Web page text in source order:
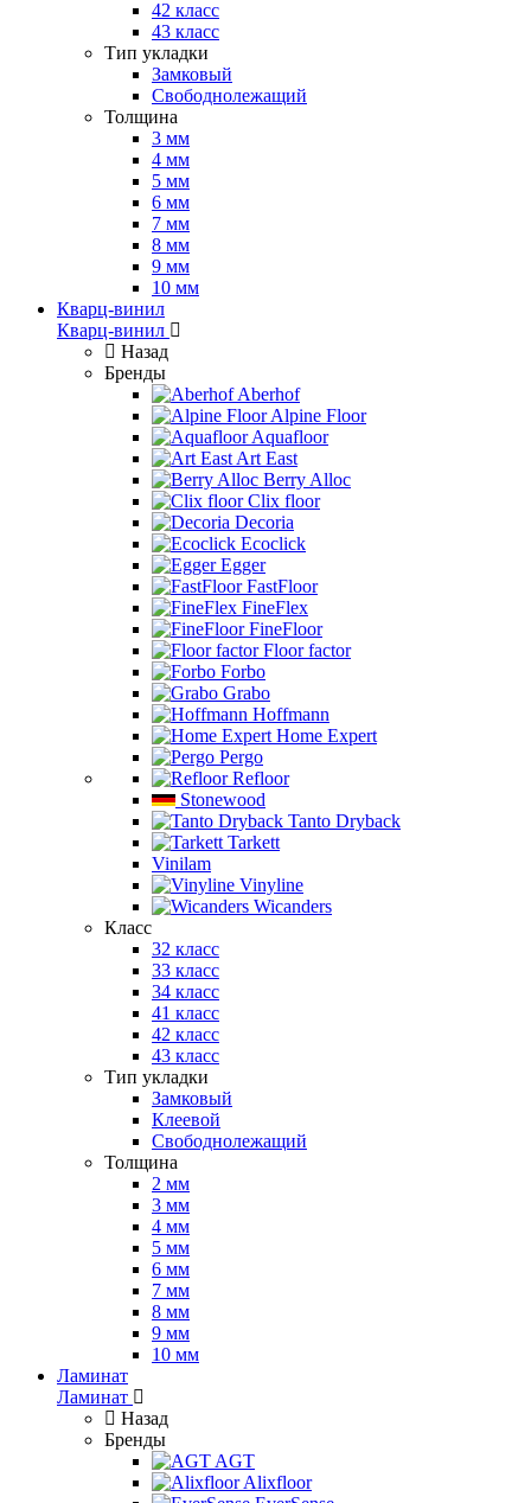
42 класс
43 класс
Тип укладки
Замковый
Свободнолежащий
Толщина
3 мм
4 мм
5 мм
6 мм
7 мм
8 мм
9 мм
10 мм
Кварц-винил
Кварц-винил
Назад
Бренды
Aberhof
Alpine Floor
Aquafloor
Art East
Berry Alloc
Clix floor
Decoria
Ecoclick
Egger
FastFloor
FineFlex
FineFloor
Floor factor
Forbo
Grabo
Hoffmann
Home Expert
Pergo
Refloor
Stonewood
Tanto Dryback
Tarkett
Vinilam
Vinyline
Wicanders
Класс
32 класс
33 класс
34 класс
41 класс
42 класс
43 класс
Тип укладки
Замковый
Клеевой
Свободнолежащий
Толщина
2 мм
3 мм
4 мм
5 мм
6 мм
7 мм
8 мм
9 мм
10 мм
Ламинат
Ламинат
Назад
Бренды
AGT
Alixfloor